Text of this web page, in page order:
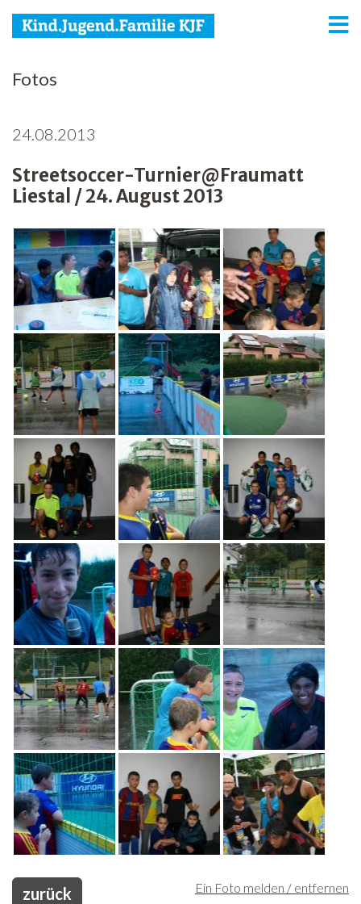
KJF
Jugend
Familie
Agenda
Netzwerk
Spenden
Jobs
Freiwilligenarbeit
News
Newsletter
Fotos
24.08.2013
Streetsoccer-Turnier@Fraumatt
Liestal / 24. August 2013
Ein Foto melden / entfernen
zurück